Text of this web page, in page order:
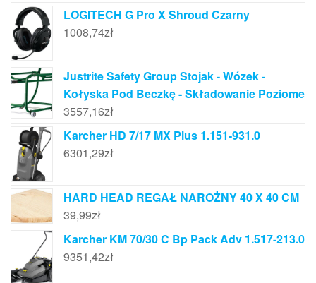
LOGITECH G Pro X Shroud Czarny
1008,74zł
Justrite Safety Group Stojak - Wózek -
Kołyska Pod Beczkę - Składowanie Poziome
3557,16zł
Karcher HD 7/17 MX Plus 1.151-931.0
6301,29zł
HARD HEAD REGAŁ NAROŻNY 40 X 40 CM
39,99zł
Karcher KM 70/30 C Bp Pack Adv 1.517-213.0
9351,42zł